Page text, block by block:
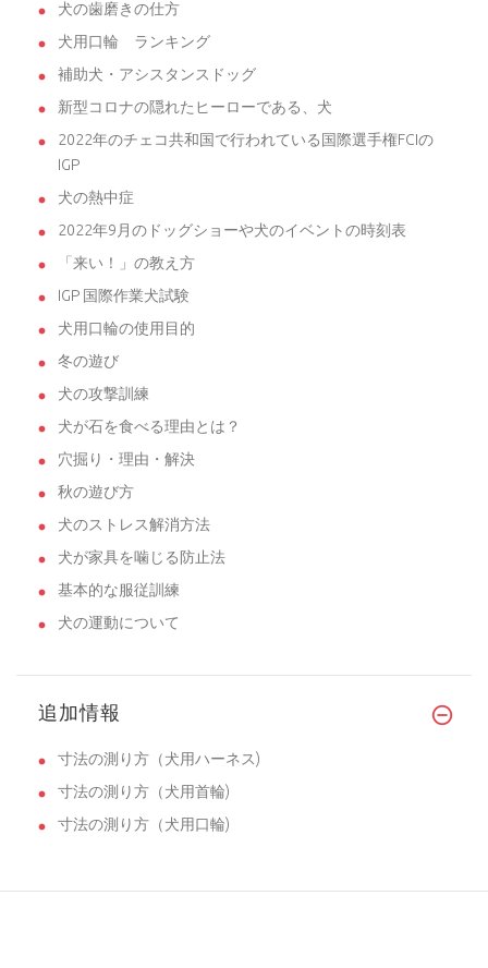
犬の歯磨きの仕方
犬用口輪 ランキング
補助犬・アシスタンスドッグ
新型コロナの隠れたヒーローである、犬
2022年のチェコ共和国で行われている国際選手権FCIの
IGP
犬の熱中症
2022年9月のドッグショーや犬のイベントの時刻表
「来い！」の教え方
IGP 国際作業犬試験
犬用口輪の使用目的
冬の遊び
犬の攻撃訓練
犬が石を食べる理由とは？
穴掘り・理由・解決
秋の遊び方
犬のストレス解消方法
犬が家具を噛じる防止法
基本的な服従訓練
犬の運動について
追加情報
寸法の測り方（犬用ハーネス)
寸法の測り方（犬用首輪)
寸法の測り方（犬用口輪)